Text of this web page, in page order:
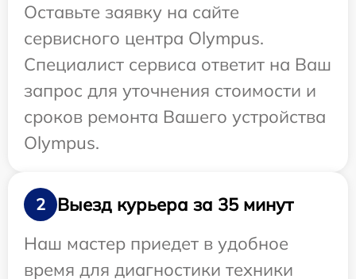
Оставьте заявку на сайте
сервисного центра Olympus.
Специалист сервиса ответит на Ваш
запрос для уточнения стоимости и
сроков ремонта Вашего устройства
Olympus.
2
Выезд курьера за 35 минут
Наш мастер приедет в удобное
время для диагностики техники